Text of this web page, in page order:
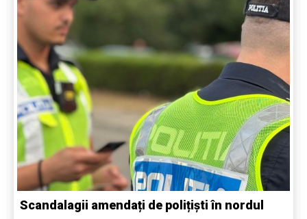
Scandalagii amendați de polițiști în nordul